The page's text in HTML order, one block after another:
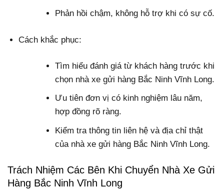
Phản hồi chậm, không hỗ trợ khi có sự cố.
Cách khắc phục:
Tìm hiểu đánh giá từ khách hàng trước khi
chọn nhà xe gửi hàng Bắc Ninh Vĩnh Long.
Ưu tiên đơn vị có kinh nghiệm lâu năm,
hợp đồng rõ ràng.
Kiểm tra thông tin liên hệ và địa chỉ thật
của nhà xe gửi hàng Bắc Ninh Vĩnh Long.
Trách Nhiệm Các Bên Khi Chuyển Nhà Xe Gửi
Hàng Bắc Ninh Vĩnh Long